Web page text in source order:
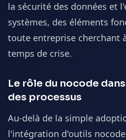
la sécurité des données et
systèmes, des éléments
toute entreprise cherchant
temps de crise.
Le rôle du nocode
des processus
Au-delà de la simple
l'intégration d'outils